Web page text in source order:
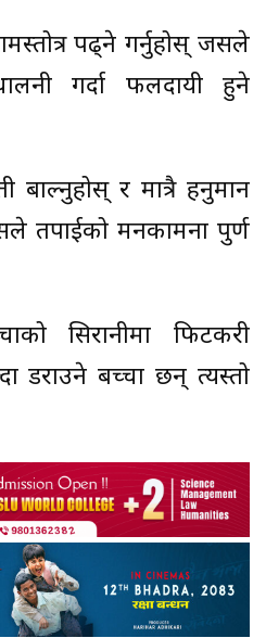
पढ्ने गर्नुहोस् जसले
गर्दा फलदायी हुने
बाल्नुहोस् र मात्रै हनुमान
तपाईको मनकामना पुर्ण
सिरानीमा फिटकरी
डराउने बच्चा छन् त्यस्तो